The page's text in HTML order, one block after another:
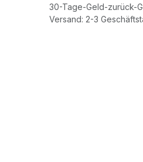
30-Tage-Geld-zurück-
Versand: 2-3